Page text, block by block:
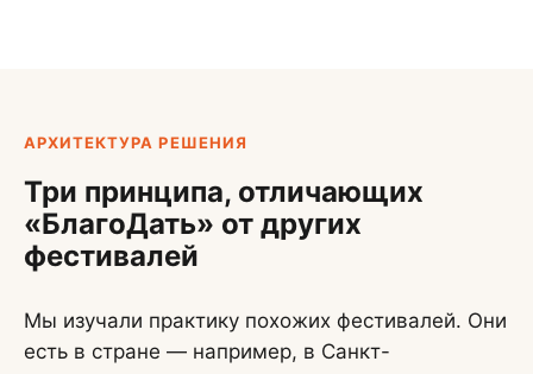
АРХИТЕКТУРА РЕШЕНИЯ
Три принципа, отличающих
«БлагоДать» от других
фестивалей
Мы изучали практику похожих фестивалей. Они
есть в стране — например, в Санкт-